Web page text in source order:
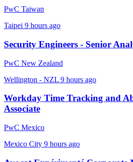
PwC Taiwan
Taipei 9 hours ago
Security Engineers - Senior
PwC New Zealand
Wellington - NZL 9 hours ago
Workday Time Tracking and
Associate
PwC Mexico
Mexico City 9 hours ago